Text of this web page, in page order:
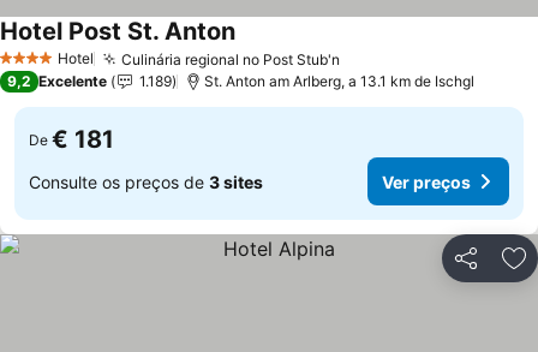
4 EstrelasHotel Culinária regional no Post Stub'n
Hotel Post St. Anton
9,2 Excelente 1.189 St. Anton am Arlberg, a 13.1 km de Ischgl
De € 181
Consulte os preços de 3 sites Ver preços
Partilhar